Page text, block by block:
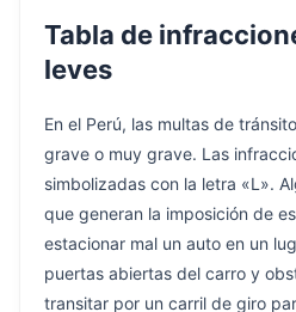
Tabla de
leves
En el Perú, las multas de
grave o muy grave. Las
simbolizadas con la letra «L».
que generan la imposición de
estacionar mal un auto en un
puertas abiertas del carro y
transitar por un carril de giro